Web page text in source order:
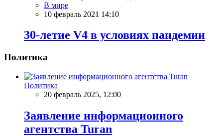
В мире
10 февраль 2021 14:10
30-летие V4 в условиях пандемии
Политика
Политика
20 февраль 2025, 12:00
Заявление информационного
агентства Turan